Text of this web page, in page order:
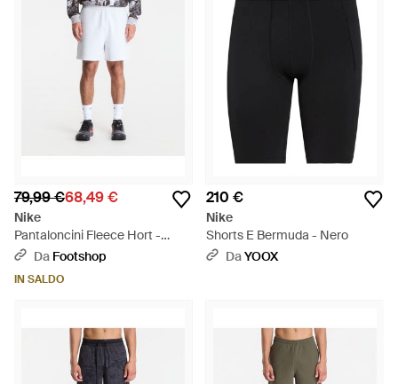
79,99 €68,49 €
Nike
Pantaloncini Fleece Hort -
Bianco
Da Footshop
IN SALDO
210 €
Nike
Shorts E Bermuda - Nero
DaYOOX